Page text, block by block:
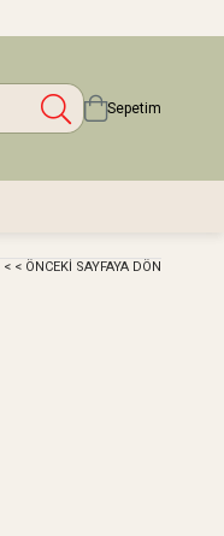
Sepetim
< < ÖNCEKI SAYFAYA DÖN